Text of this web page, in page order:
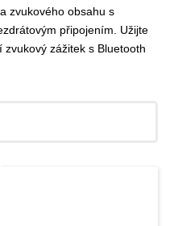
zvukového obsahu s
připojením. Užijte
zážitek s Bluetooth